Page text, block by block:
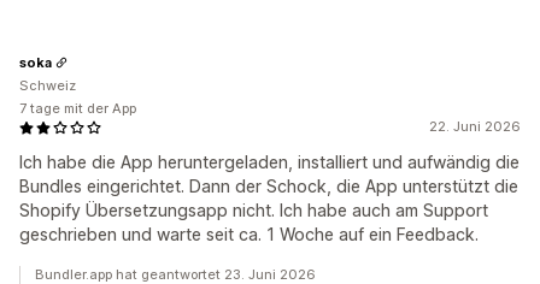
22. Juni 2026
Ich habe die App heruntergeladen, installiert und aufwändig die
Bundles eingerichtet. Dann der Schock, die App unterstützt die
Shopify Übersetzungsapp nicht. Ich habe auch am Support
geschrieben und warte seit ca. 1 Woche auf ein Feedback.
soka
Schweiz
7 tage mit der App
Bundler.app hat geantwortet 23. Juni 2026